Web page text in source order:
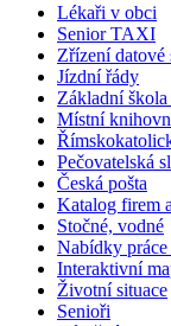
Lékaři v obci
Senior TAXI
Zřízení datové
Jízdní řády
Základní
Místní
Pečovatelská
Česká pošta
Katalog firem
Stočné, vodné
Nabídky
Interaktivní
Životní situace
Senioři